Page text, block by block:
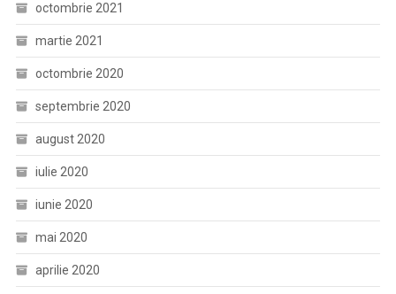
octombrie 2021
martie 2021
octombrie 2020
septembrie 2020
august 2020
iulie 2020
iunie 2020
mai 2020
aprilie 2020